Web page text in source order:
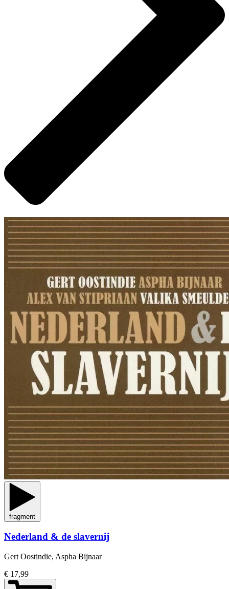
fragment
Nederland & de slavernij
Gert Oostindie, Aspha Bijnaar
€ 17,99